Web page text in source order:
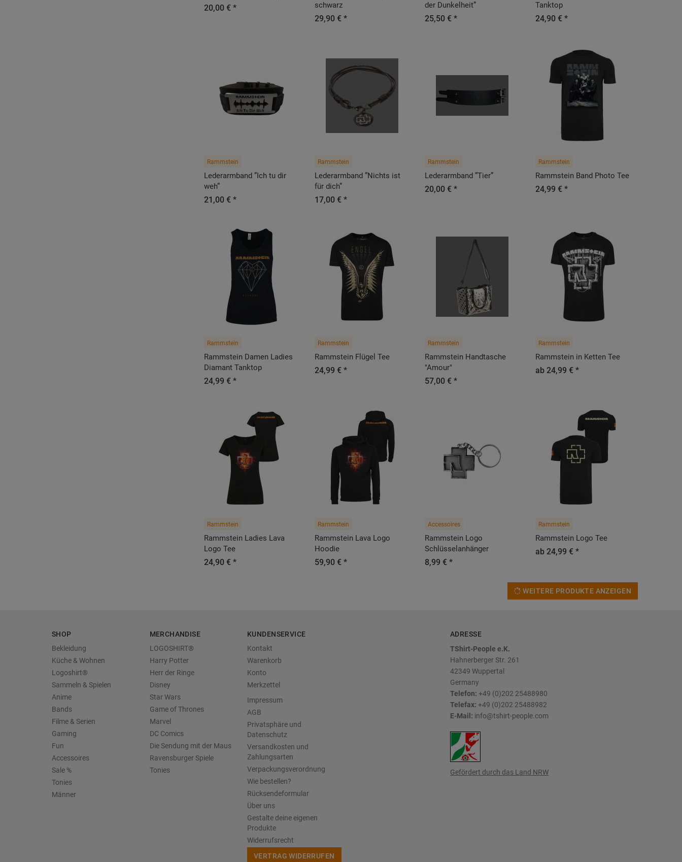
20,00 € *
schwarz
29,90 € *
der Dunkelheit”
25,50 € *
Tanktop
24,90 € *
Rammstein
Lederarmband ”Ich tu dir
weh”
21,00 € *
Rammstein
Lederarmband ”Nichts ist
für dich”
17,00 € *
Rammstein
Lederarmband ”Tier”
20,00 € *
Rammstein
Rammstein Band Photo Tee
24,99 € *
Rammstein
Rammstein Damen Ladies
Diamant Tanktop
24,99 € *
Rammstein
Rammstein Flügel Tee
24,99 € *
Rammstein
Rammstein Handtasche
"Amour"
57,00 € *
Rammstein
Rammstein in Ketten Tee
ab 24,99 € *
Rammstein
Rammstein Ladies Lava
Logo Tee
24,90 € *
Rammstein
Rammstein Lava Logo
Hoodie
59,90 € *
Accessoires
Rammstein Logo
Schlüsselanhänger
8,99 € *
Rammstein
Rammstein Logo Tee
ab 24,99 € *
WEITERE PRODUKTE ANZEIGEN
SHOP
Bekleidung
Küche & Wohnen
Logoshirt®
Sammeln & Spielen
Anime
Bands
Filme & Serien
Gaming
Fun
Accessoires
Sale %
Tonies
Männer
MERCHANDISE
LOGOSHIRT®
Harry Potter
Herr der Ringe
Disney
Star Wars
Game of Thrones
Marvel
DC Comics
Die Sendung mit der Maus
Ravensburger Spiele
Tonies
KUNDENSERVICE
Kontakt
Warenkorb
Konto
Merkzettel
Impressum
AGB
Privatsphäre und
Datenschutz
Versandkosten und
Zahlungsarten
Verpackungsverordnung
Wie bestellen?
Rücksendeformular
Über uns
Gestalte deine eigenen
Produkte
Widerrufsrecht
VERTRAG WIDERRUFEN
ADRESSE
TShirt-People e.K.
Hahnerberger Str. 261
42349 Wuppertal
Germany
Telefon: +49 (0)202 25488980
Telefax: +49 (0)202 25488982
E-Mail: info@tshirt-people.com
Gefördert durch das Land NRW